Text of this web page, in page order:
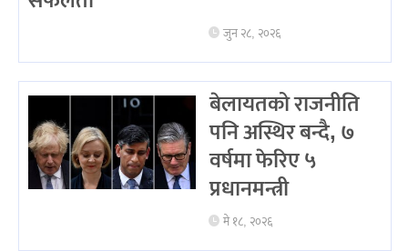
जुन २८, २०२६
बेलायतको राजनीति
पनि अस्थिर बन्दै, ७
वर्षमा फेरिए ५
प्रधानमन्त्री
मे १८, २०२६